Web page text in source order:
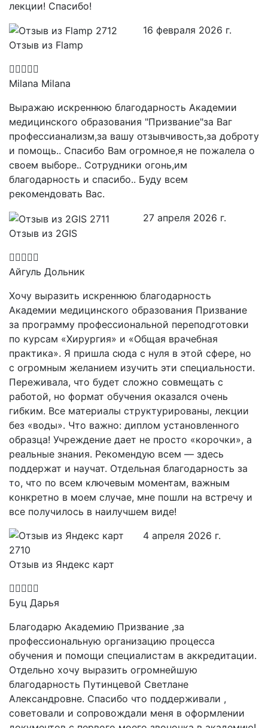
лекции! Спасибо!
Отзыв из Flamp
16 февраля 2026 г.
Milana Milana
Выражаю искреннюю благодарность Академии
медицинского образования "Призвание"за Ваг
профессианализм,за вашу отзывчивость,за доброту
и помощь.. Спасибо Вам огромное,я не пожалела о
своем выборе.. Сотрудники огонь,им
благодарность и спасибо.. Буду всем
рекомендовать Вас.
Отзыв из 2GIS
27 апреля 2026 г.
Айгуль Дольник
Хочу выразить искреннюю благодарность
Академии медицинского образования Призвание
за программу профессиональной переподготовки
по курсам «Хирургия» и «Общая врачебная
практика». Я пришла сюда с нуля в этой сфере, но
с огромным желанием изучить эти специальности.
Переживала, что будет сложно совмещать с
работой, но формат обучения оказался очень
гибким. Все материалы структурированы, лекции
без «воды». Что важно: диплом установленного
образца! Учреждение дает не просто «корочки», а
реальные знания. Рекомендую всем — здесь
поддержат и научат. Отдельная благодарность за
то, что по всем ключевым моментам, важным
конкретно в моем случае, мне пошли на встречу и
все получилось в наилучшем виде!
Отзыв из Яндекс карт
4 апреля 2026 г.
Буц Дарья
Благодарю Академию Призвание ,за
профессиональную организацию процесса
обучения и помощи специалистам в аккредитации.
Отдельно хочу выразить огромнейшую
благодарность Путинцевой Светлане
Александровне. Спасибо что поддерживали ,
советовали и сопровождали меня в оформлении